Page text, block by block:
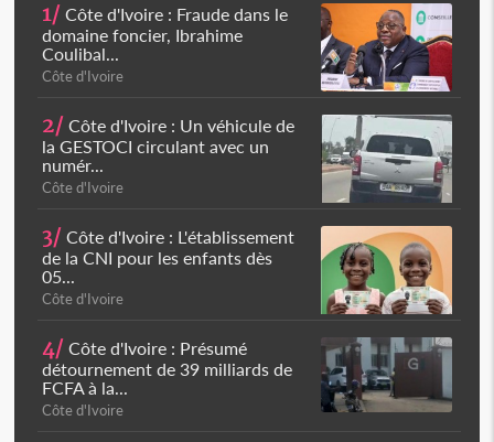
1/ Côte d'Ivoire : Fraude dans le
domaine foncier, Ibrahime
Coulibal...
Côte d'Ivoire
2/ Côte d'Ivoire : Un véhicule de
la GESTOCI circulant avec un
numér...
Côte d'Ivoire
3/ Côte d'Ivoire : L'établissement
de la CNI pour les enfants dès
05...
Côte d'Ivoire
4/ Côte d'Ivoire : Présumé
détournement de 39 milliards de
FCFA à la...
Côte d'Ivoire